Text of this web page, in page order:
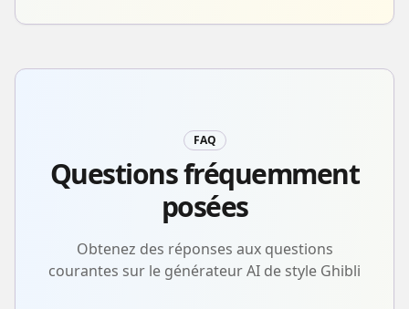
FAQ
Questions fréquemment
posées
Obtenez des réponses aux questions
courantes sur le générateur AI de style Ghibli